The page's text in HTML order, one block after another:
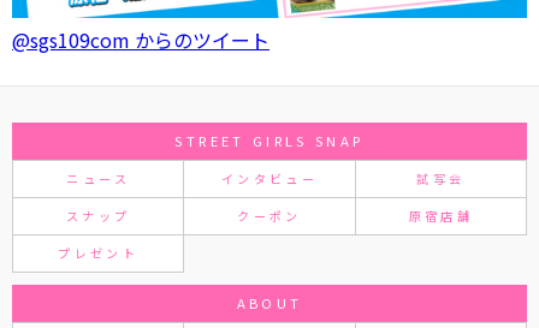
@sgs109com からのツイート
STREET GIRLS SNAP
ニュース インタビュー 試写会
スナップ クーポン 原宿店舗
プレゼント
ABOUT